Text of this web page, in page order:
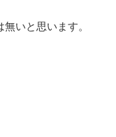
いと思います。